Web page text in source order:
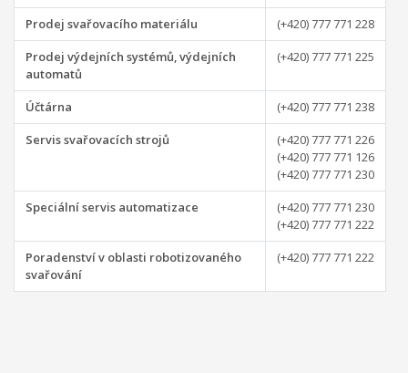
Prodej svařovacího materiálu
(+420) 777 771 228
Prodej výdejních systémů, výdejních
automatů
(+420) 777 771 225
Účtárna
(+420) 777 771 238
Servis svařovacích strojů
(+420) 777 771 226
(+420) 777 771 126
(+420) 777 771 230
Speciální servis automatizace
(+420) 777 771 230
(+420) 777 771 222
Poradenství v oblasti robotizovaného
svařování
(+420) 777 771 222